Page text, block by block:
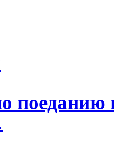
поеданию